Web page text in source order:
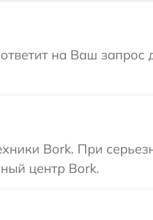
на Ваш запрос
Bork. При
центр Bork.